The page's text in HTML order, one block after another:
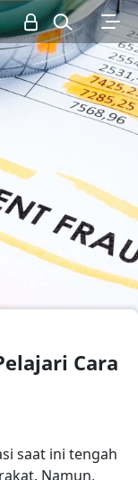
Cara
saat ini tengah
Namun,